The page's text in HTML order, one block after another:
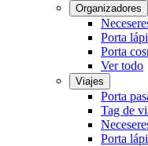
Organizadores
Porta
Porta
Ver todo
Viajes
Porta
Tag de
Porta